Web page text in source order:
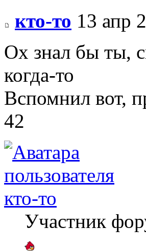
кто-то 13 апр
Ох знал бы ты,
когда-то
Вспомнил вот,
42
кто-то
Участник